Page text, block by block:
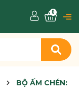
0
BỘ ẤM CHÉN: